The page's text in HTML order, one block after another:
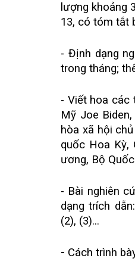
lượng khoảng
13, có tóm tắt
- Định dạng
trong tháng;
- Viết hoa các
Mỹ Joe
hòa xã hội
quốc Hoa Kỳ,
ương, Bộ
- Bài nghiên
dạng trích
(2), (3)...
- Cách trình